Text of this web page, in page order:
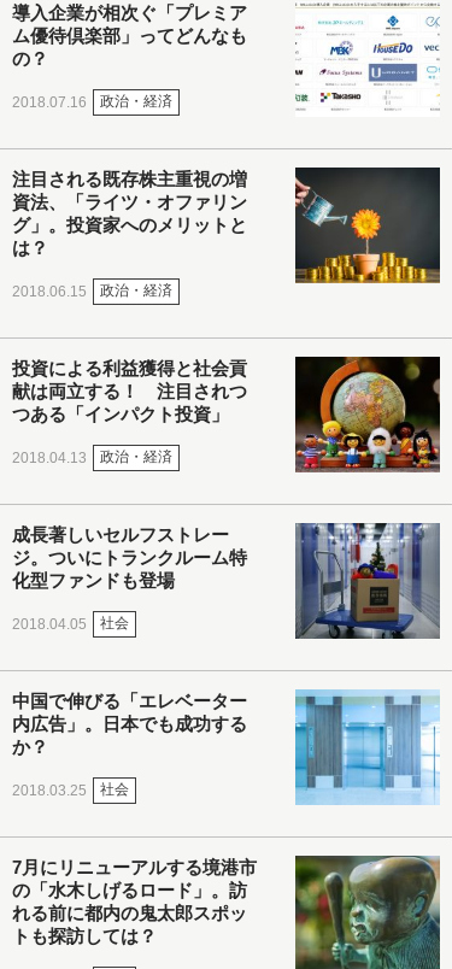
導入企業が相次ぐ「プレミア
ム優待倶楽部」ってどんなも
の？
2018.07.16 政治・経済
注目される既存株主重視の増
資法、「ライツ・オファリン
グ」。投資家へのメリットと
は？
2018.06.15 政治・経済
投資による利益獲得と社会貢
献は両立する！ 注目されつ
つある「インパクト投資」
2018.04.13 政治・経済
成長著しいセルフストレー
ジ。ついにトランクルーム特
化型ファンドも登場
2018.04.05 社会
中国で伸びる「エレベーター
内広告」。日本でも成功する
か？
2018.03.25 社会
7月にリニューアルする境港市
の「水木しげるロード」。訪
れる前に都内の鬼太郎スポッ
トも探訪しては？